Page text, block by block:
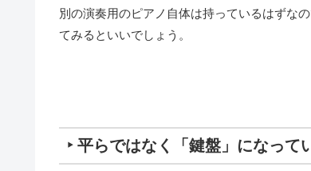
別の演奏用のピアノ自体は持っているはずな
てみるといいでしょう。
‣ 平らではなく「鍵盤」になって